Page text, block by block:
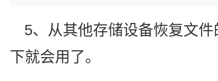
5、从其他存储设备恢复文
下就会用了。